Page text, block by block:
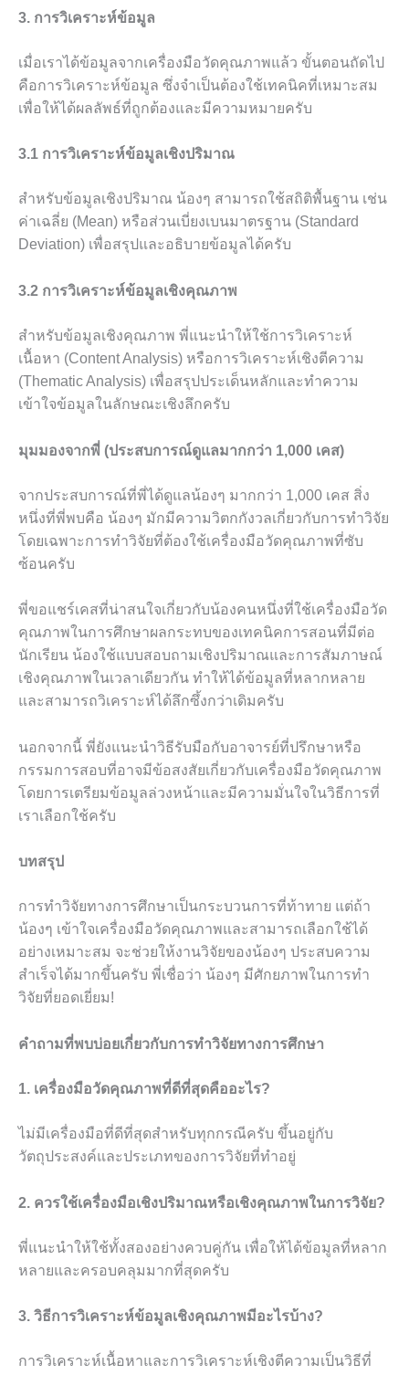
3. การวิเคราะห์ข้อมูล
เมื่อเราได้ข้อมูลจากเครื่องมือวัดคุณภาพแล้ว ขั้นตอนถัดไป
คือการวิเคราะห์ข้อมูล ซึ่งจำเป็นต้องใช้เทคนิคที่เหมาะสม
เพื่อให้ได้ผลลัพธ์ที่ถูกต้องและมีความหมายครับ
3.1 การวิเคราะห์ข้อมูลเชิงปริมาณ
สำหรับข้อมูลเชิงปริมาณ น้องๆ สามารถใช้สถิติพื้นฐาน เช่น
ค่าเฉลี่ย (Mean) หรือส่วนเบี่ยงเบนมาตรฐาน (Standard
Deviation) เพื่อสรุปและอธิบายข้อมูลได้ครับ
3.2 การวิเคราะห์ข้อมูลเชิงคุณภาพ
สำหรับข้อมูลเชิงคุณภาพ พี่แนะนำให้ใช้การวิเคราะห์
เนื้อหา (Content Analysis) หรือการวิเคราะห์เชิงตีความ
(Thematic Analysis) เพื่อสรุปประเด็นหลักและทำความ
เข้าใจข้อมูลในลักษณะเชิงลึกครับ
มุมมองจากพี่ (ประสบการณ์ดูแลมากกว่า 1,000 เคส)
จากประสบการณ์ที่พี่ได้ดูแลน้องๆ มากกว่า 1,000 เคส สิ่ง
หนึ่งที่พี่พบคือ น้องๆ มักมีความวิตกกังวลเกี่ยวกับการทำวิจัย
โดยเฉพาะการทำวิจัยที่ต้องใช้เครื่องมือวัดคุณภาพที่ซับ
ซ้อนครับ
พี่ขอแชร์เคสที่น่าสนใจเกี่ยวกับน้องคนหนึ่งที่ใช้เครื่องมือวัด
คุณภาพในการศึกษาผลกระทบของเทคนิคการสอนที่มีต่อ
นักเรียน น้องใช้แบบสอบถามเชิงปริมาณและการสัมภาษณ์
เชิงคุณภาพในเวลาเดียวกัน ทำให้ได้ข้อมูลที่หลากหลาย
และสามารถวิเคราะห์ได้ลึกซึ้งกว่าเดิมครับ
นอกจากนี้ พี่ยังแนะนำวิธีรับมือกับอาจารย์ที่ปรึกษาหรือ
กรรมการสอบที่อาจมีข้อสงสัยเกี่ยวกับเครื่องมือวัดคุณภาพ
โดยการเตรียมข้อมูลล่วงหน้าและมีความมั่นใจในวิธีการที่
เราเลือกใช้ครับ
บทสรุป
การทำวิจัยทางการศึกษาเป็นกระบวนการที่ท้าทาย แต่ถ้า
น้องๆ เข้าใจเครื่องมือวัดคุณภาพและสามารถเลือกใช้ได้
อย่างเหมาะสม จะช่วยให้งานวิจัยของน้องๆ ประสบความ
สำเร็จได้มากขึ้นครับ พี่เชื่อว่า น้องๆ มีศักยภาพในการทำ
วิจัยที่ยอดเยี่ยม!
คำถามที่พบบ่อยเกี่ยวกับการทำวิจัยทางการศึกษา
1. เครื่องมือวัดคุณภาพที่ดีที่สุดคืออะไร?
ไม่มีเครื่องมือที่ดีที่สุดสำหรับทุกกรณีครับ ขึ้นอยู่กับ
วัตถุประสงค์และประเภทของการวิจัยที่ทำอยู่
2. ควรใช้เครื่องมือเชิงปริมาณหรือเชิงคุณภาพในการวิจัย?
พี่แนะนำให้ใช้ทั้งสองอย่างควบคู่กัน เพื่อให้ได้ข้อมูลที่หลาก
หลายและครอบคลุมมากที่สุดครับ
3. วิธีการวิเคราะห์ข้อมูลเชิงคุณภาพมีอะไรบ้าง?
การวิเคราะห์เนื้อหาและการวิเคราะห์เชิงตีความเป็นวิธีที่